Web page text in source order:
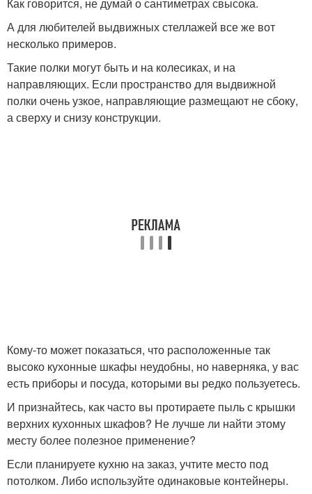
А для любителей выдвижных стеллажей все же вот
несколько примеров.
Такие полки могут быть и на колесиках, и на
направляющих. Если пространство для выдвижной
полки очень узкое, направляющие размещают не сбоку,
а сверху и снизу конструкции.
Кому-то может показаться, что расположенные так
высоко кухонные шкафы неудобны, но наверняка, у вас
есть приборы и посуда, которыми вы редко пользуетесь.
И признайтесь, как часто вы протираете пыль с крышки
верхних кухонных шкафов? Не лучше ли найти этому
месту более полезное применение?
Если планируете кухню на заказ, учтите место под
потолком. Либо используйте одинаковые контейнеры.